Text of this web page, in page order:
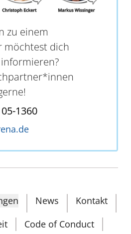
zu einem
möchtest dich
1360
News
Kontakt
Code of Conduct